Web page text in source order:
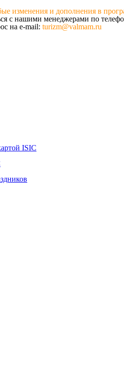
изменения и дополнения в
с нашими менеджерами по
на e-mail: turizm@valmam.ru
ISIC